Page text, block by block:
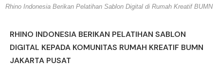
Rhino Indonesia Berikan Pelatihan Sablon Digital di Rumah Kreatif BUMN
RHINO INDONESIA BERIKAN PELATIHAN SABLON
DIGITAL KEPADA KOMUNITAS RUMAH KREATIF BUMN
JAKARTA PUSAT